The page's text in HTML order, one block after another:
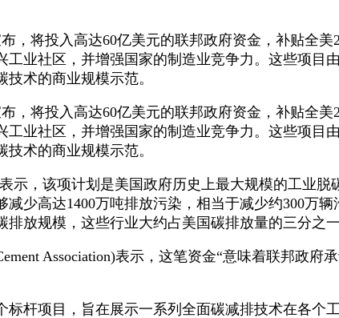
将投入高达60亿美元的联邦政府资金，补贴全美
工业社区，并增强国家的制造业竞争力。这些项
术的商业规模示范。
将投入高达60亿美元的联邦政府资金，补贴全美
工业社区，并增强国家的制造业竞争力。这些项
术的商业规模示范。
，该项计划是美国政府历史上最大规模的工业脱
少高达1400万吨排放污染，相当于减少约300万
放规模，这些行业大约占美国碳排放量的三分之一
Association)表示，这笔资金“意味着联邦政府
项目，旨在展示一系列全面碳减排技术在各个